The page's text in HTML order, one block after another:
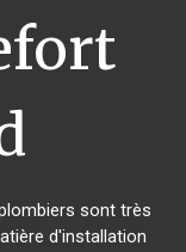
sont très
d'installation